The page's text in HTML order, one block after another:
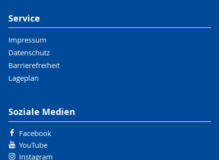
Service
Impressum
Datenschutz
Barrierefreiheit
Lageplan
Soziale Medien
Facebook
YouTube
Instagram